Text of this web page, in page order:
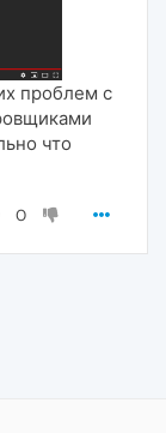
проблем с
что
0